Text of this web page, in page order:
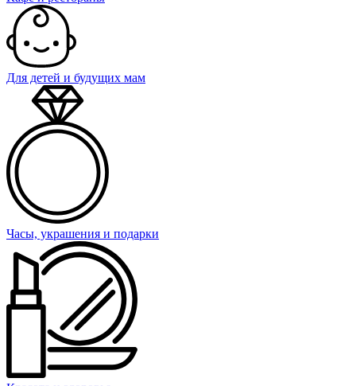
Для детей и будущих мам
Часы, украшения и подарки